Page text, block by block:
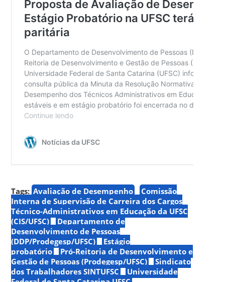
Tags: Avaliação de Desempenho
Comissão
Interna de Supervisão de Carreira dos Cargos
Técnico-Administrativos em Educação da UFSC
(CIS/UFSC)
Departamento de
Desenvolvimento de Pessoas
(DDP/Prodegesp/UFSC)
Estágio
probatório
Pró-Reitoria de Desenvolvimento e
Gestão de Pessoas (Prodegesp/UFSC)
Sindicato
dos Trabalhadores SINTUFSC
Universidade